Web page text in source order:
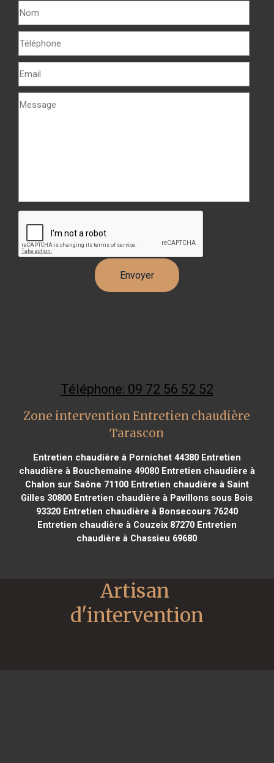
Téléphone: 09 72 56 52 52
Zone intervention Entretien chaudière
Tarascon
Entretien chaudière à Pornichet 44380Entretien
chaudière à Bouchemaine 49080Entretien chaudière à
Chalon sur Saône 71100Entretien chaudière à Saint
Gilles 30800 Entretien chaudière à Pavillons sous Bois
93320Entretien chaudière à Bonsecours 76240
Entretien chaudière à Couzeix 87270Entretien
chaudière à Chassieu 69680
Artisan
d'intervention